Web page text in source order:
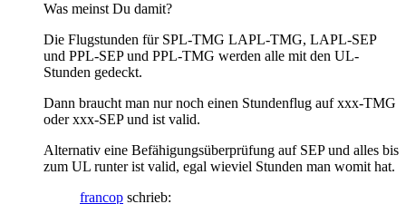
Was meinst Du damit?
Die Flugstunden für SPL-TMG LAPL-TMG, LAPL-SEP
und PPL-SEP und PPL-TMG werden alle mit den UL-
Stunden gedeckt.
Dann braucht man nur noch einen Stundenflug auf xxx-TMG
oder xxx-SEP und ist valid.
Alternativ eine Befähigungsüberprüfung auf SEP und alles bis
zum UL runter ist valid, egal wieviel Stunden man womit hat.
francop schrieb: